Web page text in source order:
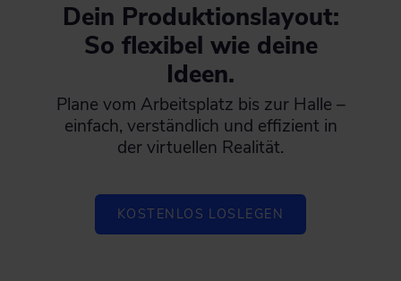
Dein Produktionslayout:
So flexibel wie de ine
Ideen.
Plane vom Arbeitsplatz bis zur Halle –
einfach, verständlich und effizient in
der virtuellen Realität.
KOSTENLOS LOSLEGEN